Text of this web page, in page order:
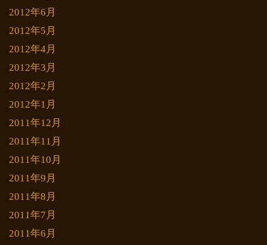
2012年6月
2012年5月
2012年4月
2012年3月
2012年2月
2012年1月
2011年12月
2011年11月
2011年10月
2011年9月
2011年8月
2011年7月
2011年6月